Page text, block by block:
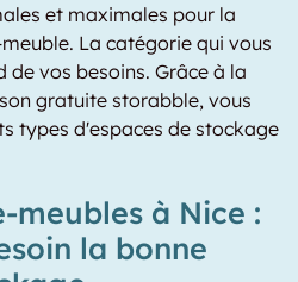
et maximales pour la
La catégorie qui vous
de vos besoins. Grâce à la
gratuite storabble, vous
types d'espaces de stockage
meubles à Nice :
la bonne